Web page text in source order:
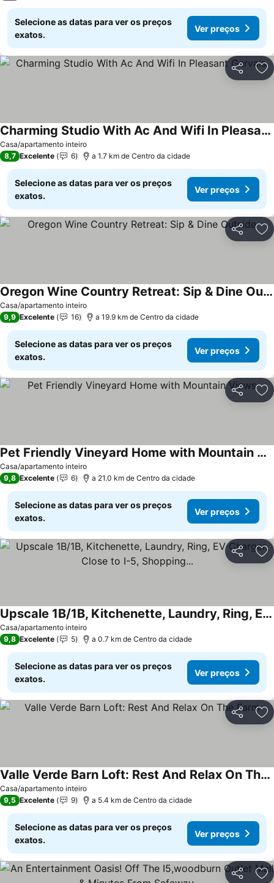
Selecione as datas para ver os preços
exatos.
Ver preços
Partilhar
Casa/apartamento inteiro
Charming Studio With Ac And Wifi In Pleasant Gervais.
Ver preços
8,7 Excelente 6 a 1.7 km de Centro da cidade
Selecione as datas para ver os preços
exatos.
Ver preços
Partilhar
Casa/apartamento inteiro
Oregon Wine Country Retreat: Sip & Dine Outside
Ver preços
9,9 Excelente 16 a 19.9 km de Centro da cidade
Selecione as datas para ver os preços
exatos.
Ver preços
Partilhar
Casa/apartamento inteiro
Pet Friendly Vineyard Home with Mountain Views
Ver preços
9,8 Excelente 6 a 21.0 km de Centro da cidade
Selecione as datas para ver os preços
exatos.
Ver preços
Partilhar
Casa/apartamento inteiro
Upscale 1B/1B, Kitchenette, Laundry, Ring, EV Charger, Close to I-5, Shopping...
Ver preços
9,8 Excelente 5 a 0.7 km de Centro da cidade
Selecione as datas para ver os preços
exatos.
Ver preços
Partilhar
Casa/apartamento inteiro
Valle Verde Barn Loft: Rest And Relax On The Farm
Ver preços
9,5 Excelente 9 a 5.4 km de Centro da cidade
Selecione as datas para ver os preços
exatos.
Ver preços
Partilhar